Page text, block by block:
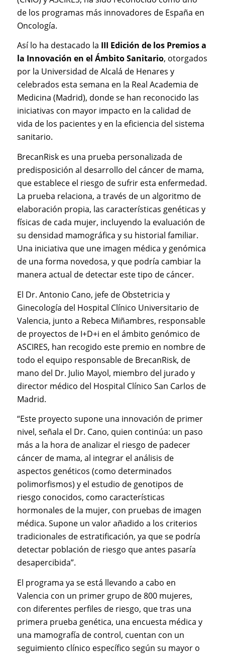
de los programas más innovadores de España en
Oncología.
Así lo ha destacado la III Edición de los Premios a
la Innovación en el Ámbito Sanitario, otorgados
por la Universidad de Alcalá de Henares y
celebrados esta semana en la Real Academia de
Medicina (Madrid), donde se han reconocido las
iniciativas con mayor impacto en la calidad de
vida de los pacientes y en la eficiencia del sistema
sanitario.
BrecanRisk es una prueba personalizada de
predisposición al desarrollo del cáncer de mama,
que establece el riesgo de sufrir esta enfermedad.
La prueba relaciona, a través de un algoritmo de
elaboración propia, las características genéticas y
físicas de cada mujer, incluyendo la evaluación de
su densidad mamográfica y su historial familiar.
Una iniciativa que une imagen médica y genómica
de una forma novedosa, y que podría cambiar la
manera actual de detectar este tipo de cáncer.
El Dr. Antonio Cano, jefe de Obstetricia y
Ginecología del Hospital Clínico Universitario de
Valencia, junto a Rebeca Miñambres, responsable
de proyectos de I+D+i en el ámbito genómico de
ASCIRES, han recogido este premio en nombre de
todo el equipo responsable de BrecanRisk, de
mano del Dr. Julio Mayol, miembro del jurado y
director médico del Hospital Clínico San Carlos de
Madrid.
“Este proyecto supone una innovación de primer
nivel, señala el Dr. Cano, quien continúa: un paso
más a la hora de analizar el riesgo de padecer
cáncer de mama, al integrar el análisis de
aspectos genéticos (como determinados
polimorfismos) y el estudio de genotipos de
riesgo conocidos, como características
hormonales de la mujer, con pruebas de imagen
médica. Supone un valor añadido a los criterios
tradicionales de estratificación, ya que se podría
detectar población de riesgo que antes pasaría
desapercibida”.
El programa ya se está llevando a cabo en
Valencia con un primer grupo de 800 mujeres,
con diferentes perfiles de riesgo, que tras una
primera prueba genética, una encuesta médica y
una mamografía de control, cuentan con un
seguimiento clínico específico según su mayor o